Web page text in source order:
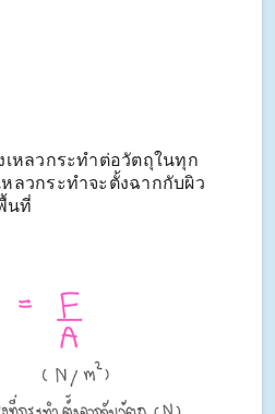
ลวกระทำต่อวัตถุในทุก
ลวกระทำจะตั้งฉากกับผิว
นที่